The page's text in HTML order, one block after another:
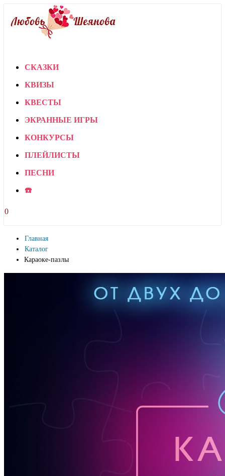
СКАЗКИ
КВИЗЫ
КВЕСТЫ
ЭКРАННЫЕ ИГРЫ
КОНКУРСЫ
ПЛЕЙЛИСТЫ
ПЕСНИ
☎️
0
Главная
Каталог
Караоке-пазлы